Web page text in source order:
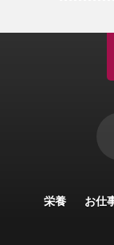
栄養 お仕